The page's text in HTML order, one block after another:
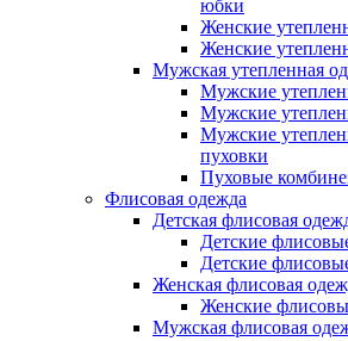
юбки
Женские
Женские
Мужская утепленная
Мужские
Мужские
Мужские
пуховки
Пуховые
Флисовая одежда
Детская флисовая
Детские
Детские
Женская флисовая
Женские
Мужская флисовая